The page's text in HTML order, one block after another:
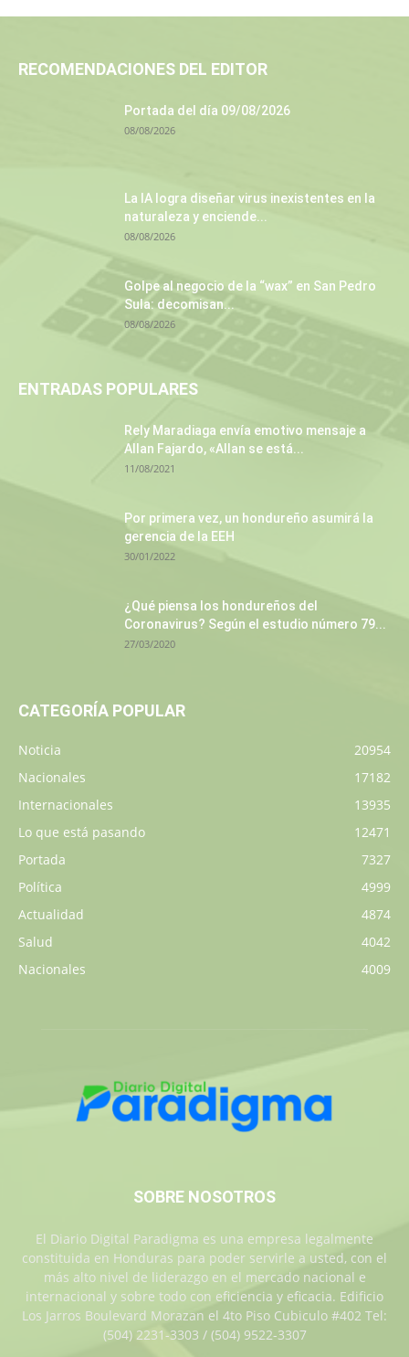
RECOMENDACIONES DEL EDITOR
Portada del día 09/08/2026
08/08/2026
La IA logra diseñar virus inexistentes en la
naturaleza y enciende...
08/08/2026
Golpe al negocio de la “wax” en San Pedro
Sula: decomisan...
08/08/2026
ENTRADAS POPULARES
Rely Maradiaga envía emotivo mensaje a
Allan Fajardo, «Allan se está...
11/08/2021
Por primera vez, un hondureño asumirá la
gerencia de la EEH
30/01/2022
¿Qué piensa los hondureños del
Coronavirus? Según el estudio número 79...
27/03/2020
CATEGORÍA POPULAR
Noticia
20954
Nacionales
17182
Internacionales
13935
Lo que está pasando
12471
Portada
7327
Política
4999
Actualidad
4874
Salud
4042
Nacionales
4009
SOBRE NOSOTROS
El Diario Digital Paradigma es una empresa legalmente
constituida en Honduras para poder servirle a usted, con el
más alto nivel de liderazgo en el mercado nacional e
internacional y sobre todo con eficiencia y eficacia. Edificio
Los Jarros Boulevard Morazan el 4to Piso Cubiculo #402 Tel:
(504) 2231-3303 / (504) 9522-3307